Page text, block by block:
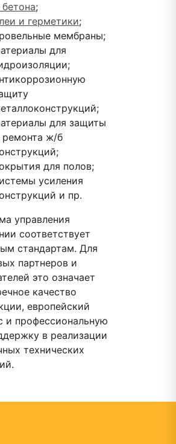
бетона;
и герметики;
мембраны;
для
для защиты
ремонта ж/б
для полов;
усиления
и пр.
управления
соответствует
стандартам. Для
партнеров и
это означает
качество
европейский
и профессиональную
в реализации
технических